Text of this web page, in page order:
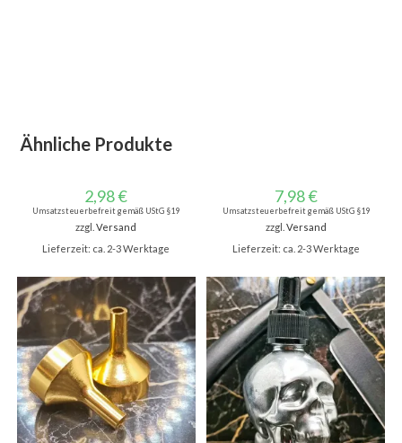
Ähnliche Produkte
2,98€
Umsatzsteuerbefreit gemäß UStG §19
zzgl.Versand
Lieferzeit: ca. 2-3 Werktage
7,98€
Umsatzsteuerbefreit gemäß UStG §19
zzgl. Versand
Lieferzeit: ca. 2-3 Werktage